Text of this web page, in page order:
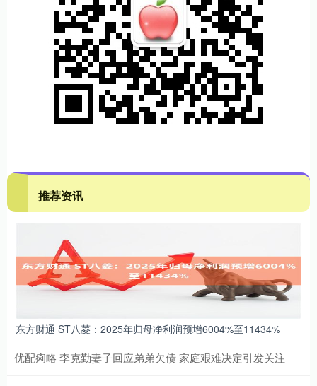
推荐资讯
东方财通 ST八菱：2025年归母净利润预增6004%至11434%
优配痢略 李克勤妻子回应弟弟欠债 家庭艰难决定引发关注